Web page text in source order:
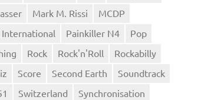
Mark M. Rissi
MCDP
International
Painkiller N4
Pop
Rock Rock'n'Roll
Rockabilly
Score Second Earth
Soundtrack
Switzerland
Synchronisation